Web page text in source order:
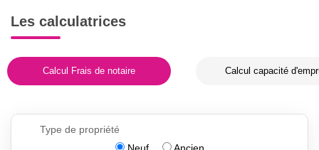
Les calculatrices
Calcul Frais de notaire Calcul capacité